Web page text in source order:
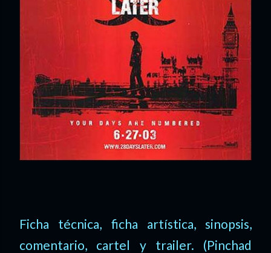
Ficha técnica, ficha artística, sinopsis,
comentario, cartel y trailer. (Pinchad